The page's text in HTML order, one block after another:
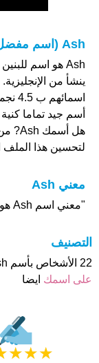
Ash (اسم مفضل)
أسم جيد تماما كنية Ash هو او هي "Sho
هل أسمك Ash? من فضلك اجب على
لتحسين هذا
معني Ash
"معني اسم Ash هو : "سعيد
التصنيف
22 الأشخاص بأسم Ash صوت على اسمائهم . من فضلك
على اسمك ايضا
★
★
★